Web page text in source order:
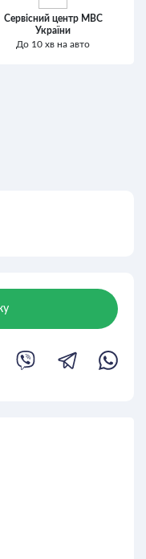
Сервісний центр МВС
України
До 10 хв на авто